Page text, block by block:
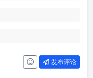
发布评论